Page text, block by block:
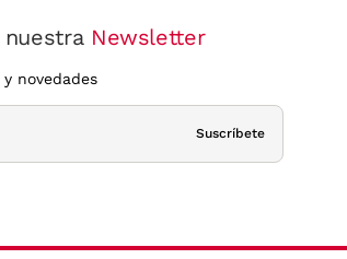
nuestra Newsletter
novedades
Suscríbete